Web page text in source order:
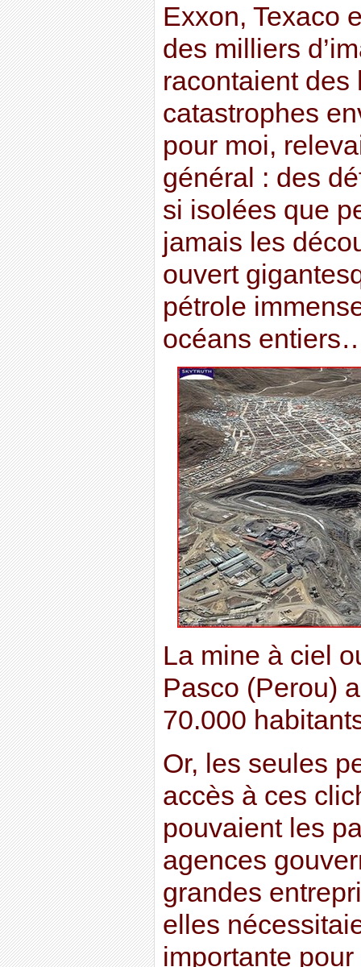
Exxon, Texaco
des milliers
racontaient des
catastrophes
pour moi,
général : des
si isolées que
jamais les
ouvert
pétrole
océans
La mine à ciel
Pasco (Perou)
70.000
Or, les seules
accès à ces
pouvaient les
agences
grandes
elles
importante